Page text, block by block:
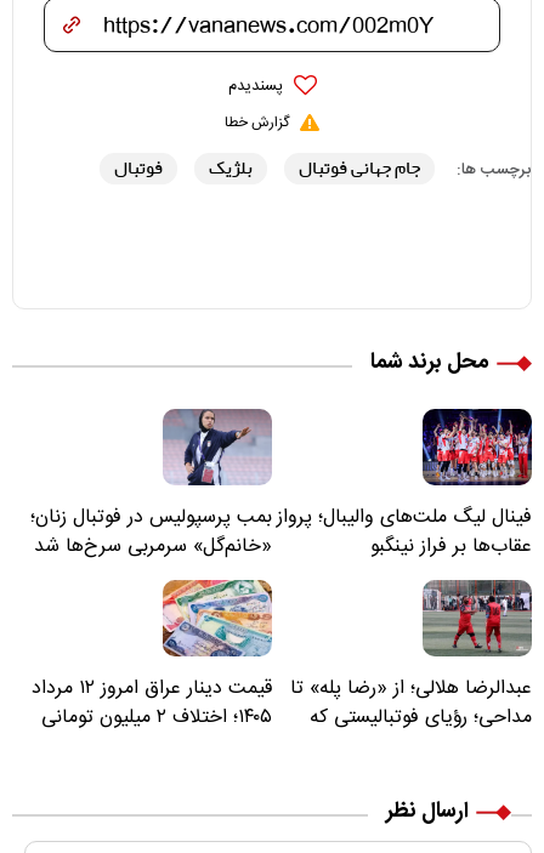
پسندیدم
گزارش خطا
برچسب ها: جام جهانی فوتبال بلژیک فوتبال
محل برند شما
فینال لیگ ملت‌های والیبال؛ پرواز
عقاب‌ها بر فراز نینگبو
بمب پرسپولیس در فوتبال زنان؛
«خانم‌گل» سرمربی سرخ‌ها شد
عبدالرضا هلالی؛ از «رضا پله» تا
مداحی؛ رؤیای فوتبالیستی که
قیمت دینار عراق امروز ۱۲ مرداد
۱۴۰۵؛ اختلاف ۲ میلیون تومانی
ارسال نظر